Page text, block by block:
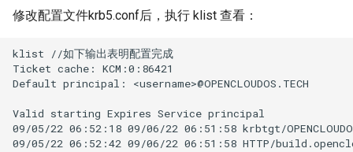
修改配置文件krb5.conf后，执行 klist 查看：
klist //如下输出表明配置完成
Ticket cache: KCM:0:86421
Default principal: <username>@OPENCLOUDOS.TECH
Valid starting Expires Service principal
09/05/22 06:52:18 09/06/22 06:51:58 krbtgt/
09/05/22 06:52:42 09/06/22 06:51:58 HTTP/